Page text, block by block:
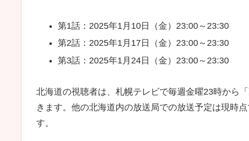
第1話：2025年1月10日（金）23:00～23:30
第2話：2025年1月17日（金）23:00～23:30
第3話：2025年1月24日（金）23:00～23:30
北海道の視聴者は、札幌テレビで毎週金曜23時から
きます。他の北海道内の放送局での放送予定は現時
す。